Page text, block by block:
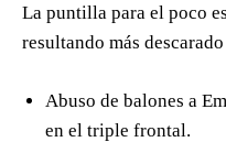
La puntilla para el poco
resultando más
Abuso de balones a
en el triple frontal.